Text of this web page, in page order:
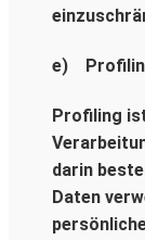
e)
Profiling
darin
Daten